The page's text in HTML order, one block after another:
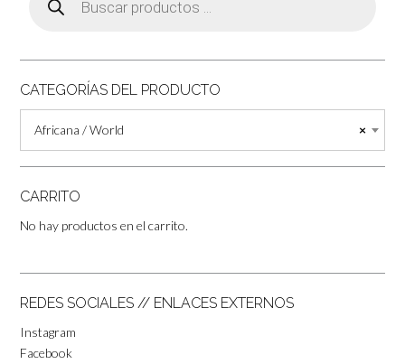
productos
CATEGORÍAS DEL PRODUCTO
×
Africana / World
CARRITO
No hay productos en el carrito.
REDES SOCIALES // ENLACES EXTERNOS
Instagram
Facebook